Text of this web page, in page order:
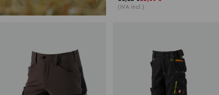
(IVA incl.)